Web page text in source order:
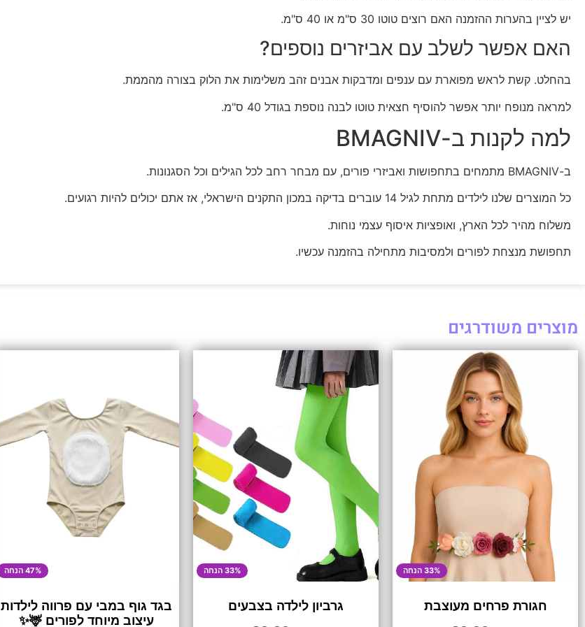
יש לציין בהערות ההזמנה האם רוצים טוטו 30 ס"מ או 40 ס"מ.
האם אפשר לשלב עם אביזרים נוספים?
בהחלט. קשת לראש מפוארת עם ענפים ומדבקות אבנים זהב משלימות את הלוק בצורה מהממת.
למראה מנופח יותר אפשר להוסיף חצאית טוטו לבנה נוספת בגודל 40 ס"מ.
למה לקנות ב-BMAGNIV
ב-BMAGNIV מתמחים בתחפושות ואביזרי פורים, עם מבחר רחב לכל הגילים וכל הסגנונות.
כל המוצרים שלנו לילדים מתחת לגיל 14 עוברים בדיקה במכון התקנים הישראלי, אז אתם יכולים להיות רגועים.
משלוח מהיר לכל הארץ, ואופציות איסוף עצמי נוחות.
תחפושת מנצחת לפורים ולמסיבות מתחילה בהזמנה עכשיו.
מוצרים משודרגים
33% הנחה
חגורת פרחים מעוצבת
33% הנחה
גרביון לילדה בצבעים
47% הנחה
בגד גוף במבי עם פרווה לילדות
עיצוב מיוחד לפורים 🦌✨